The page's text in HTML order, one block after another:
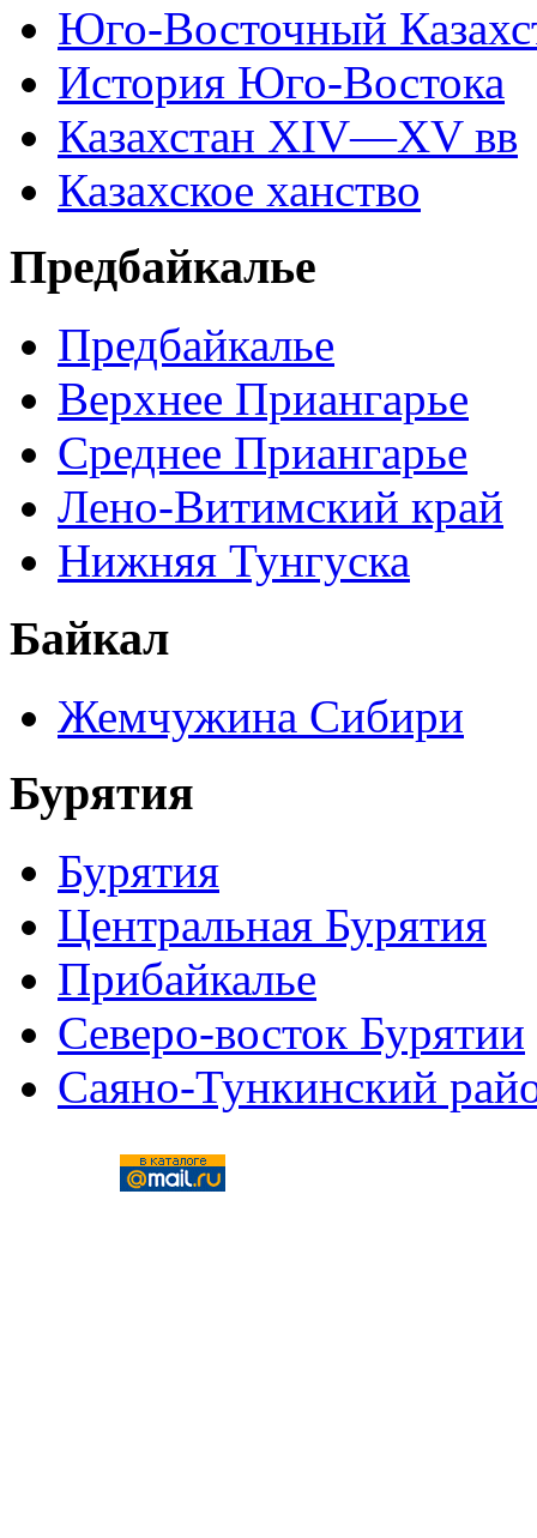
Юго-Восточный
История Юго-Востока
Казахстан XIV—XV вв
Казахское ханство
Предбайкалье
Предбайкалье
Верхнее Приангарье
Среднее Приангарье
Лено-Витимский край
Нижняя Тунгуска
Байкал
Жемчужина Сибири
Бурятия
Бурятия
Центральная Бурятия
Прибайкалье
Северо-восток Бурятии
Саяно-Тункинский